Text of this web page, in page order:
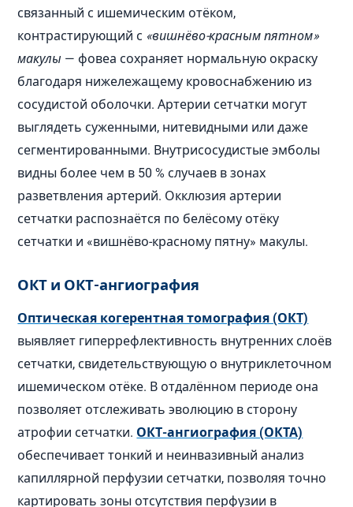
связанный с ишемическим отёком,
контрастирующий с «вишнёво-красным пятном»
макулы — фовеа сохраняет нормальную окраску
благодаря нижележащему кровоснабжению из
сосудистой оболочки. Артерии сетчатки могут
выглядеть суженными, нитевидными или даже
сегментированными. Внутрисосудистые эмболы
видны более чем в 50 % случаев в зонах
разветвления артерий. Окклюзия артерии
сетчатки распознаётся по белёсому отёку
сетчатки и «вишнёво-красному пятну» макулы.
ОКТ и ОКТ-ангиография
Оптическая когерентная томография (ОКТ)
выявляет гиперрефлективность внутренних слоёв
сетчатки, свидетельствующую о внутриклеточном
ишемическом отёке. В отдалённом периоде она
позволяет отслеживать эволюцию в сторону
атрофии сетчатки. ОКТ-ангиография (ОКТА)
обеспечивает тонкий и неинвазивный анализ
капиллярной перфузии сетчатки, позволяя точно
картировать зоны отсутствия перфузии в